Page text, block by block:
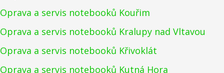
Oprava a servis notebooků Kouřim
Oprava a servis notebooků Kralupy nad Vltavou
Oprava a servis notebooků Křivoklát
Oprava a servis notebooků Kutná Hora